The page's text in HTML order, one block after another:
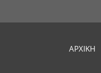
ΑΡΧΙΚΗ